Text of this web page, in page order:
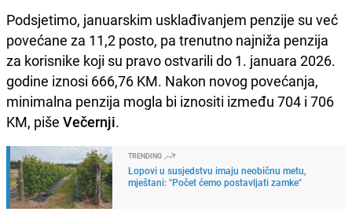
Podsjetimo, januarskim usklađivanjem penzije su već
povećane za 11,2 posto, pa trenutno najniža penzija
za korisnike koji su pravo ostvarili do 1. januara 2026.
godine iznosi 666,76 KM. Nakon novog povećanja,
minimalna penzija mogla bi iznositi između 704 i 706
KM, piše Večernji.
TRENDING
Lopovi u susjedstvu imaju neobičnu metu,
mještani: "Počet ćemo postavljati zamke"